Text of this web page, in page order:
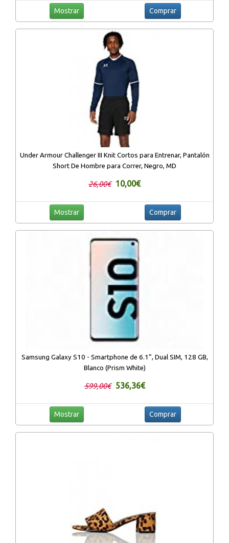
Mostrar Comprar
Under Armour Challenger III Knit Cortos para Entrenar, Pantalón
Short De Hombre para Correr, Negro, MD
26,00€ 10,00€
Mostrar Comprar
Samsung Galaxy S10 - Smartphone de 6.1”, Dual SIM, 128 GB,
Blanco (Prism White)
599,00€ 536,36€
Mostrar Comprar